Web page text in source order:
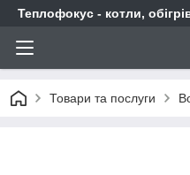
Теплофокус - котли,
Товари та послуги